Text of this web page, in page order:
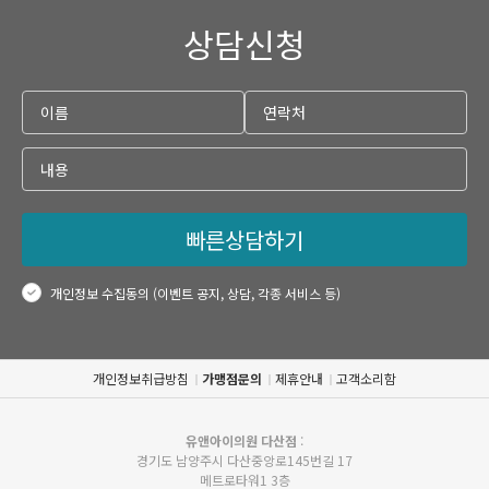
상담신청
빠른상담하기
개인정보 수집동의 (이벤트 공지, 상담, 각종 서비스 등)
개인정보취급방침 가맹점문의 제휴안내 고객소리함
유앤아이의원 다산점 :
경기도 남양주시 다산중앙로145번길 17
메트로타워1 3층